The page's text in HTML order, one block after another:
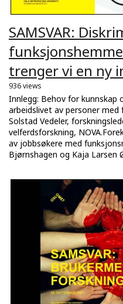
SAMSVAR:
trenger vi en ny
936 views
Innlegg: Behov for kunnskap
arbeidslivet av personer med
Solstad Vedeler,
velferdsforskning,
av jobbsøkere med
Bjørnshagen og Kaja Larsen